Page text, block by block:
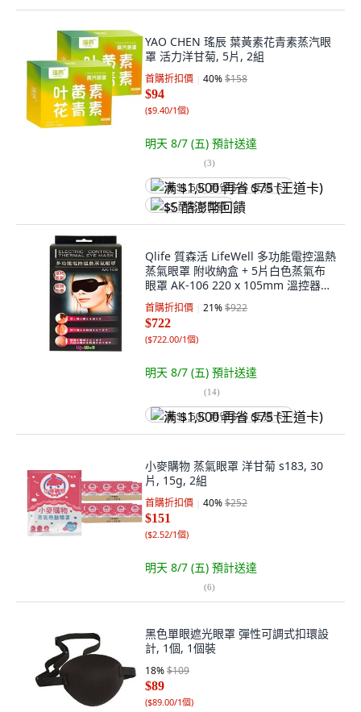
YAO CHEN 瑤辰 葉黃素花青素蒸汽眼
罩 活力洋甘菊, 5片, 2組
首購折扣價 40%$158
$94
($9.40/1個)
明天 8/7 (五) 預計送達
(3)
满 $1,500 再省 $75 (王道卡)
$5 酷澎幣回饋
Qlife 質森活 LifeWell 多功能電控溫熱
蒸氣眼罩 附收納盒 + 5片白色蒸氣布
眼罩 AK-106 220 x 105mm 溫控器
AKH-110 55 x 20 x 4mm, 1個, 1個
首購折扣價 21%$922
$722
($722.00/1個)
明天 8/7 (五) 預計送達
(14)
满 $1,500 再省 $75 (王道卡)
小麥購物 蒸氣眼罩 洋甘菊 s183, 30
片, 15g, 2組
首購折扣價 40%$252
$151
($2.52/1個)
明天 8/7 (五) 預計送達
(6)
黑色單眼遮光眼罩 彈性可調式扣環設
計, 1個, 1個裝
18%$109
$89
($89.00/1個)